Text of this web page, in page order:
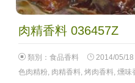
肉精香料 036457Z
類別： 食品香料 2014/05/18
色肉精粉, 肉精香料, 烤肉香料, 燻味